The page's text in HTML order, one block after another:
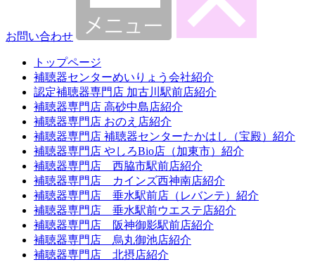
お問い合わせ
トップページ
補聴器センターめいりょう会社紹介
認定補聴器専門店 加古川駅前店紹介
補聴器専門店 高砂中島店紹介
補聴器専門店 おのえ店紹介
補聴器専門店 補聴器センターたかはし（宝殿）紹介
補聴器専門店 やしろBio店（加東市）紹介
補聴器専門店 西脇市駅前店紹介
補聴器専門店 カインズ西神南店紹介
補聴器専門店 垂水駅前店（レバンテ）紹介
補聴器専門店 垂水駅前ウエステ店紹介
補聴器専門店 阪神御影駅前店紹介
補聴器専門店 烏丸御池店紹介
補聴器専門店 北摂店紹介